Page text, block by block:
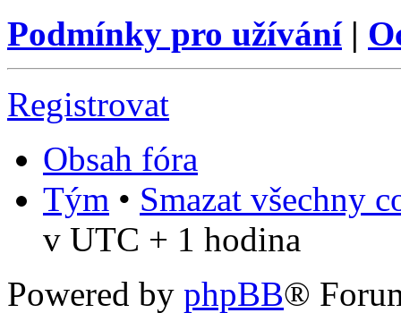
Podmínky pro užívání|
Registrovat
Obsah fóra
Tým • Smazat všechny
v UTC + 1 hodina
Powered by phpBB®